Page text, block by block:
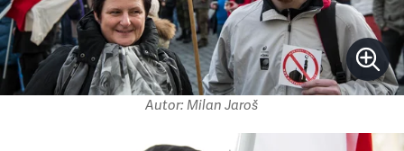
Autor: Milan Jaroš